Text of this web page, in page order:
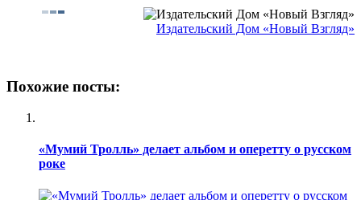
Издательский Дом «Новый Взгляд»
Похожие посты:
«Мумий Тролль» делает альбом и оперетту о русском
роке